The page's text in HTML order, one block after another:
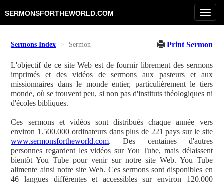
SERMONSFORTHEWORLD.COM
Sermons Index Sermon Print Sermon
L'objectif de ce site Web est de fournir librement des sermons
imprimés et des vidéos de sermons aux pasteurs et aux
missionnaires dans le monde entier, particulièrement le tiers
monde, où se trouvent peu, si non pas d'instituts théologiques ni
d'écoles bibliques.
Ces sermons et vidéos sont distribués chaque année vers
environ 1.500.000 ordinateurs dans plus de 221 pays sur le site
www.sermonsfortheworld.com. Des centaines d'autres
personnes regardent les vidéos sur You Tube, mais délaissent
bientôt You Tube pour venir sur notre site Web. You Tube
alimente ainsi notre site Web. Ces sermons sont disponibles en
46 langues différentes et accessibles sur environ 120.000